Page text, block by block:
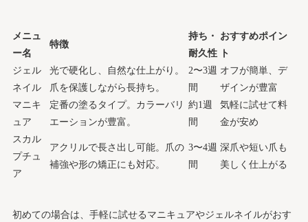
メニュ
ー名
特徴
持ち・
耐久性
おすすめポイン
ト
ジェル
ネイル
光で硬化し、自然な仕上がり。
爪を保護しながら長持ち。
2〜3週
間
オフが簡単、デ
ザインが豊富
マニキ
ュア
定番の塗るタイプ。カラーバリ
エーションが豊富。
約1週
間
気軽に試せて料
金が安め
スカル
プチュ
ア
アクリルで長さ出し可能。爪の
補強や形の矯正にも対応。
3〜4週
間
深爪や短い爪も
美しく仕上がる
初めての場合は、手軽に試せるマニキュアやジェルネイルがおす